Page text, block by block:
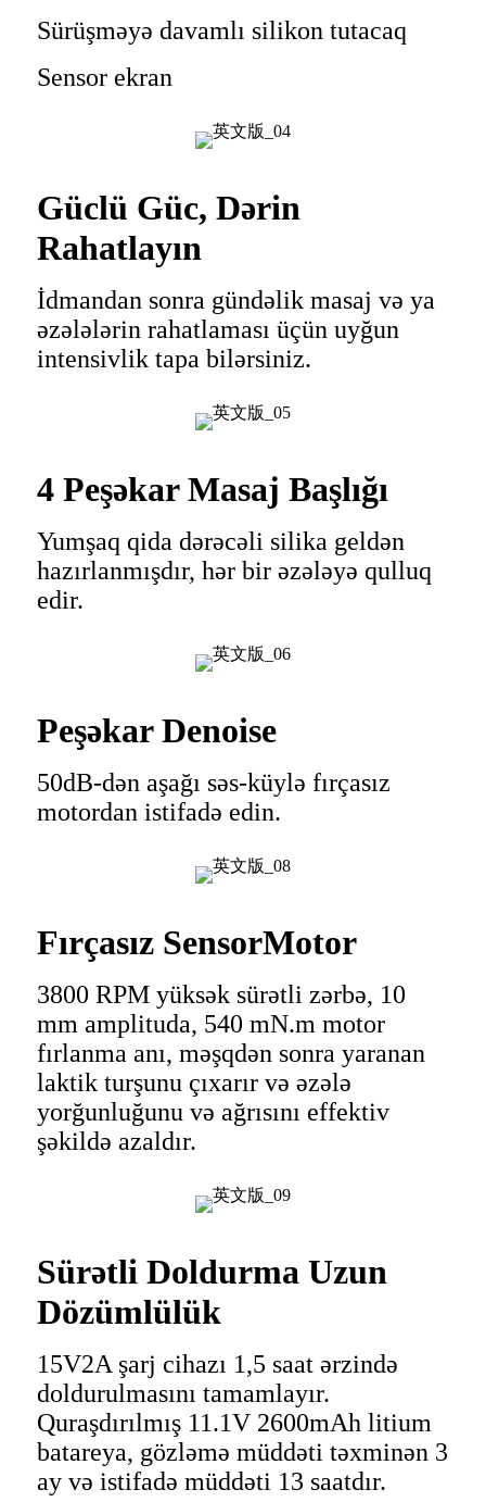
Sürüşməyə davamlı silikon tutacaq
Sensor ekran
Güclü Güc, Dərin
Rahatlayın
İdmandan sonra gündəlik masaj və ya
əzələlərin rahatlaması üçün uyğun
intensivlik tapa bilərsiniz.
4 Peşəkar Masaj Başlığı
Yumşaq qida dərəcəli silika geldən
hazırlanmışdır, hər bir əzələyə qulluq
edir.
Peşəkar Denoise
50dB-dən aşağı səs-küylə fırçasız
motordan istifadə edin.
Fırçasız SensorMotor
3800 RPM yüksək sürətli zərbə, 10
mm amplituda, 540 mN.m motor
fırlanma anı, məşqdən sonra yaranan
laktik turşunu çıxarır və əzələ
yorğunluğunu və ağrısını effektiv
şəkildə azaldır.
Sürətli Doldurma Uzun
Dözümlülük
15V2A şarj cihazı 1,5 saat ərzində
doldurulmasını tamamlayır.
Quraşdırılmış 11.1V 2600mAh litium
batareya, gözləmə müddəti təxminən 3
ay və istifadə müddəti 13 saatdır.